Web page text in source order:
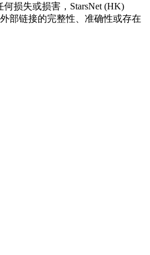
损失或损害，StarsNet (HK)
部链接的完整性、准确性或存在